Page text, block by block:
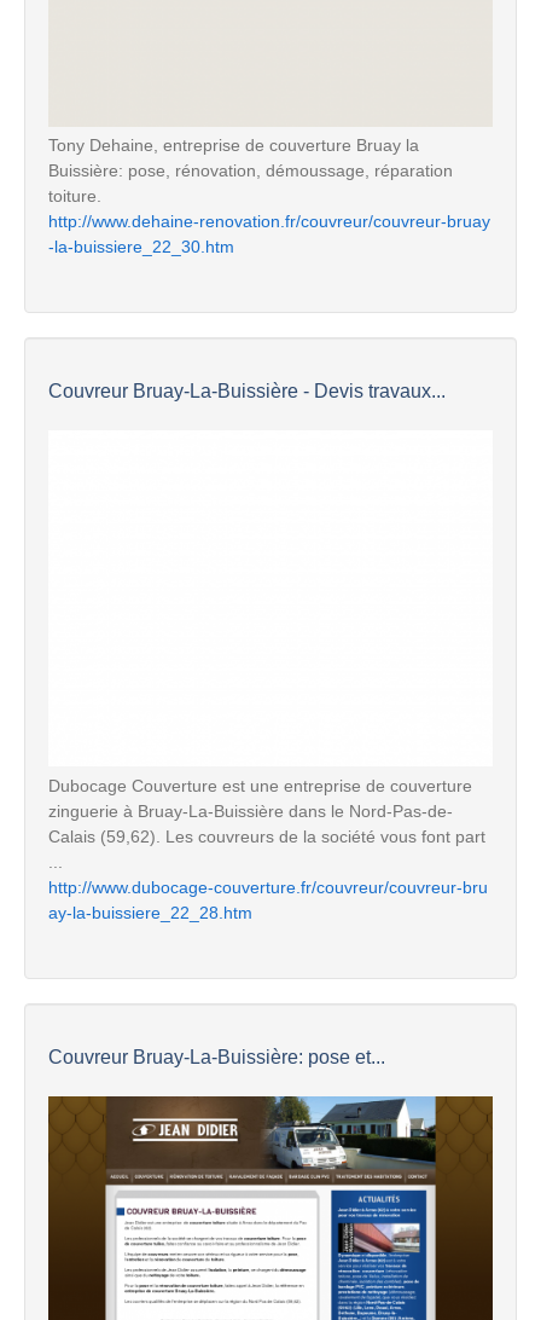
Tony Dehaine, entreprise de couverture Bruay la
Buissière: pose, rénovation, démoussage, réparation
toiture.
http://www.dehaine-renovation.fr/couvreur/couvreur-bruay
-la-buissiere_22_30.htm
Couvreur Bruay-La-Buissière - Devis travaux...
Dubocage Couverture est une entreprise de couverture
zinguerie à Bruay-La-Buissière dans le Nord-Pas-de-
Calais (59,62). Les couvreurs de la société vous font part
http://www.dubocage-couverture.fr/couvreur/couvreur-bru
ay-la-buissiere_22_28.htm
Couvreur Bruay-La-Buissière: pose et...